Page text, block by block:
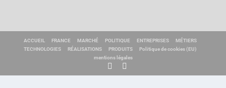
ACCUEIL FRANCE MARCHÉ POLITIQUE ENTREPRISES
MÉTIERS
TECHNOLOGIES
RÉALISATIONS PRODUITS
Politique de cookies (EU)
mentions légales